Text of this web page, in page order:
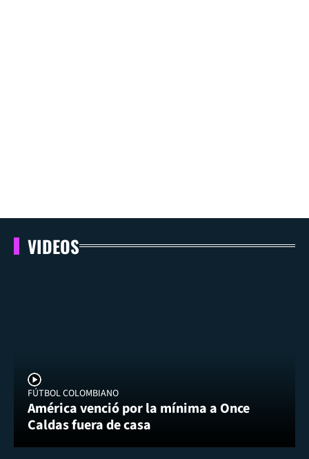
VIDEOS
FÚTBOL COLOMBIANO
América venció por la mínima a Once
Caldas fuera de casa